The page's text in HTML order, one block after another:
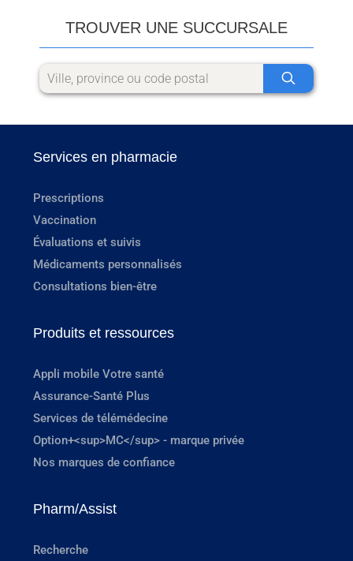
TROUVER UNE SUCCURSALE
Services en pharmacie
Prescriptions
Vaccination
Évaluations et suivis
Médicaments personnalisés
Consultations bien-être
Produits et ressources
Appli mobile Votre santé
Assurance-Santé Plus
Services de télémédecine
Option+<sup>MC</sup> - marque privée
Nos marques de confiance
Pharm/Assist
Recherche